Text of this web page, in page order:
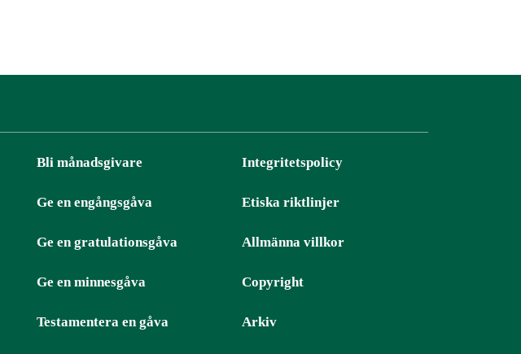
Bli månadsgivare
Ge en engångsgåva
Ge en gratulationsgåva
Ge en minnesgåva
Testamentera en gåva
Integritetspolicy
Etiska riktlinjer
Allmänna villkor
Copyright
Arkiv